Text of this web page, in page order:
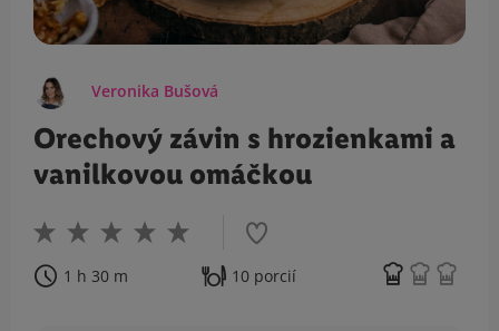
Veronika Bušová
Orechový závin s hrozienkami a
vanilkovou omáčkou
1 h 30 m 10 porcií